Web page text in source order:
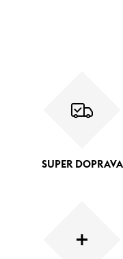
SUPER DOPRAVA